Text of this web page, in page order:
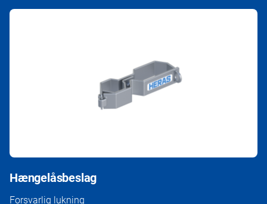
Hængelåsbeslag
Forsvarlig lukning